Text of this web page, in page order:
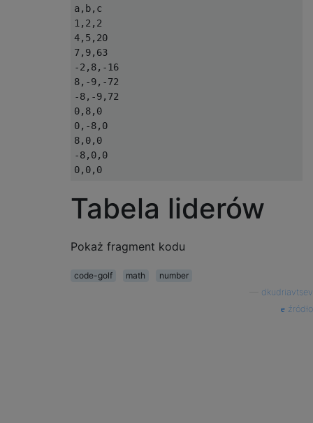
a,b,c
1,2,2
4,5,20
7,9,63
-2,8,-16
8,-9,-72
-8,-9,72
0,8,0
0,-8,0
8,0,0
-8,0,0
Tabela liderów
Pokaż fragment kodu
code-golf math
number
dkudriavtsev
źródło